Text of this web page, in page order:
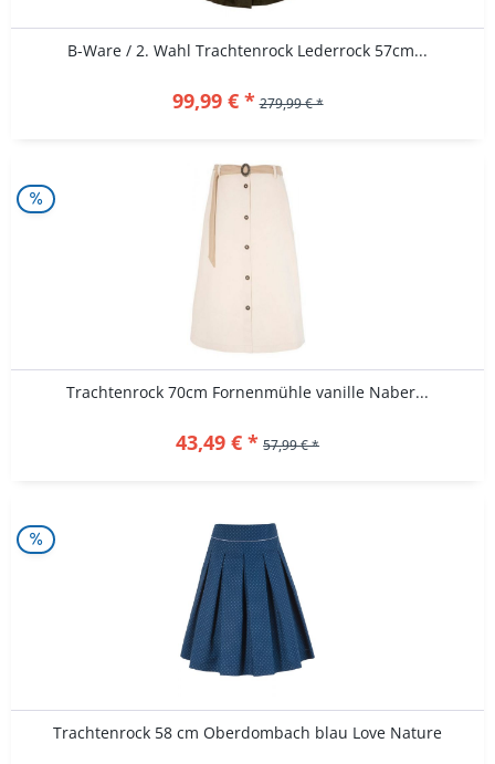
B-Ware / 2. Wahl Trachtenrock Lederrock 57cm...
99,99 € * 279,99 € *
Trachtenrock 70cm Fornenmühle vanille Naber...
43,49 € * 57,99 € *
Trachtenrock 58 cm Oberdombach blau Love Nature